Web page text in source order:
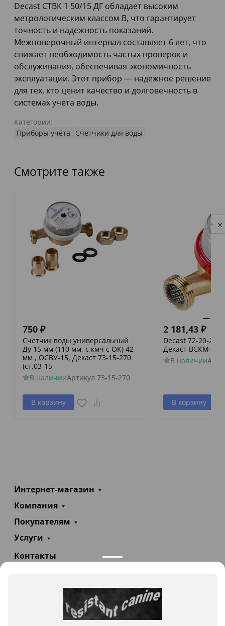
Decast СТВК 1 50/15 ДГ обладает высоким
метрологическим классом В, что гарантирует
точность и надежность показаний.
Межповерочный интервал составляет 6 лет, что
снижает необходимость частых проверок и
обслуживания, обеспечивая экономичность
эксплуатации. Этот прибор — надежное решение
для тех, кто ценит качество и долговечность в
системах учета воды.
Категории:
Приборы учёта
Счетчики для воды
Смотрите также
750 ₽
Счетчик воды универсальный
Ду 15 мм (110 мм, с кмч с ОК) 42
мм , ОСВУ-15, Декаст 73-15-270
(ст.03-15
В наличииАртикул 73-15-270
В корзину
2 181,43 ₽
Decast 72-20-
Декаст ВСКМ-20
В наличии
В корзину
Интернет-магазин
Компания
Покупателям
Услуги
Контакты
info@teploexpert.com
Пн—Сб 09:00 – 18:00
Privacy notice